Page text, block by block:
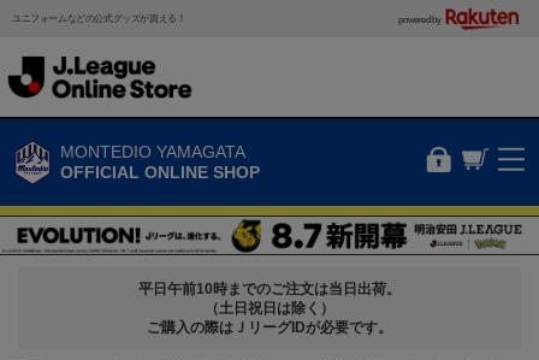
ユニフォームなどの公式グッズが買える！ powered by
MONTEDIO YAMAGATA
OFFICIAL ONLINE SHOP
平日午前10時までのご注文は当日出荷。
（土日祝日は除く）
ご購入の際はＪリーグIDが必要です。